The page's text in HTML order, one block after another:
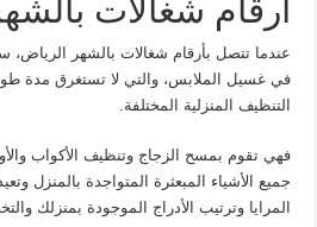
ارقام شغالات
عندما تتصل بأرقام شغالات بالشهر الرياض،
في غسيل الملابس، والتي لا تستغرق مدة
التنظيف المنزلية المختلفة.
فهي تقوم بمسح الزجاج وتنظيف الأكواب
جميع الأشياء المبعثرة المتواجدة بالمنزل
المرايا وترتيب الأدراج الموجودة بمنزلك